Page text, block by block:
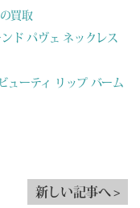
買取
ド パヴェ ネックレス
ューティ リップ バーム
新しい記事へ >